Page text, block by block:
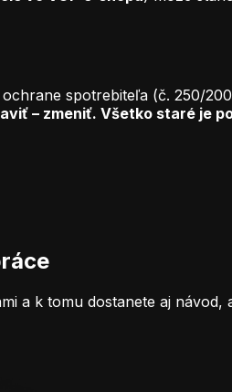
spotrebiteľa (č. 250/
– zmeniť. Všetko staré je
a k tomu dostanete aj návod,